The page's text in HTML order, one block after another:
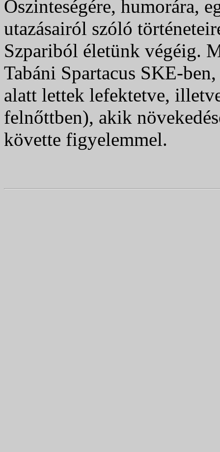
Őszinteségére, humorára,
utazásairól szóló
Szpariból életünk végéig.
Tabáni Spartacus SKE-
alatt lettek lefektetve,
felnőttben), akik
követte figyelemmel.